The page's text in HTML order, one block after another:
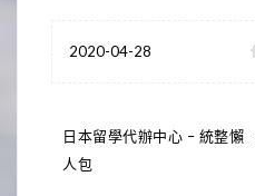
2020-04-28
文
章
日本留學代辦中心 – 統整懶
人包